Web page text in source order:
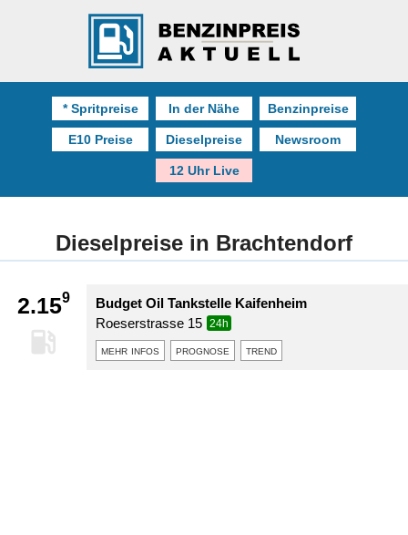
* Spritpreise In der Nähe Benzinpreise
E10 Preise Dieselpreise Newsroom
12 Uhr Live
Dieselpreise in Brachtendorf
2.159
Budget Oil Tankstelle Kaifenheim
Roeserstrasse 15
24h
mehr infos prognose trend